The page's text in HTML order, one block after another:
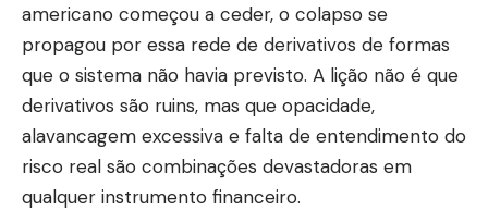
americano começou a ceder, o colapso se
propagou por essa rede de derivativos de formas
que o sistema não havia previsto. A lição não é que
derivativos são ruins, mas que opacidade,
alavancagem excessiva e falta de entendimento do
risco real são combinações devastadoras em
qualquer instrumento financeiro.